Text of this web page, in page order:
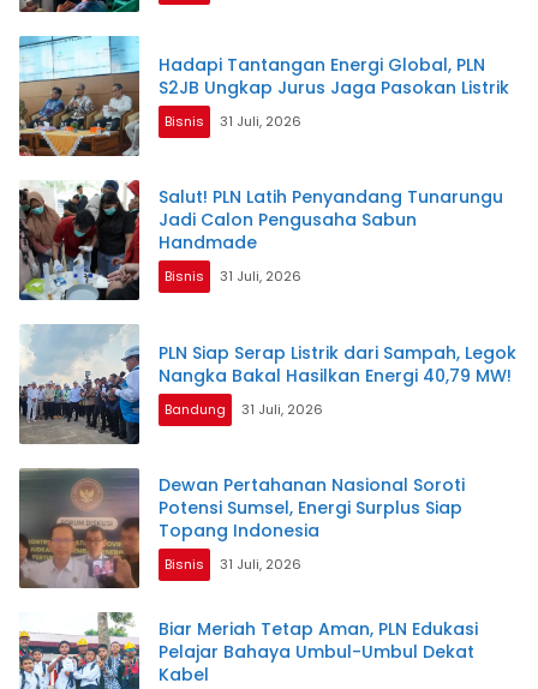
Hadapi Tantangan Energi Global, PLN
S2JB Ungkap Jurus Jaga Pasokan Listrik
Bisnis 31 Juli, 2026
Salut! PLN Latih Penyandang Tunarungu
Jadi Calon Pengusaha Sabun
Handmade
Bisnis 31 Juli, 2026
PLN Siap Serap Listrik dari Sampah, Legok
Nangka Bakal Hasilkan Energi 40,79 MW!
Bandung 31 Juli, 2026
Dewan Pertahanan Nasional Soroti
Potensi Sumsel, Energi Surplus Siap
Topang Indonesia
Bisnis 31 Juli, 2026
Biar Meriah Tetap Aman, PLN Edukasi
Pelajar Bahaya Umbul-Umbul Dekat
Kabel